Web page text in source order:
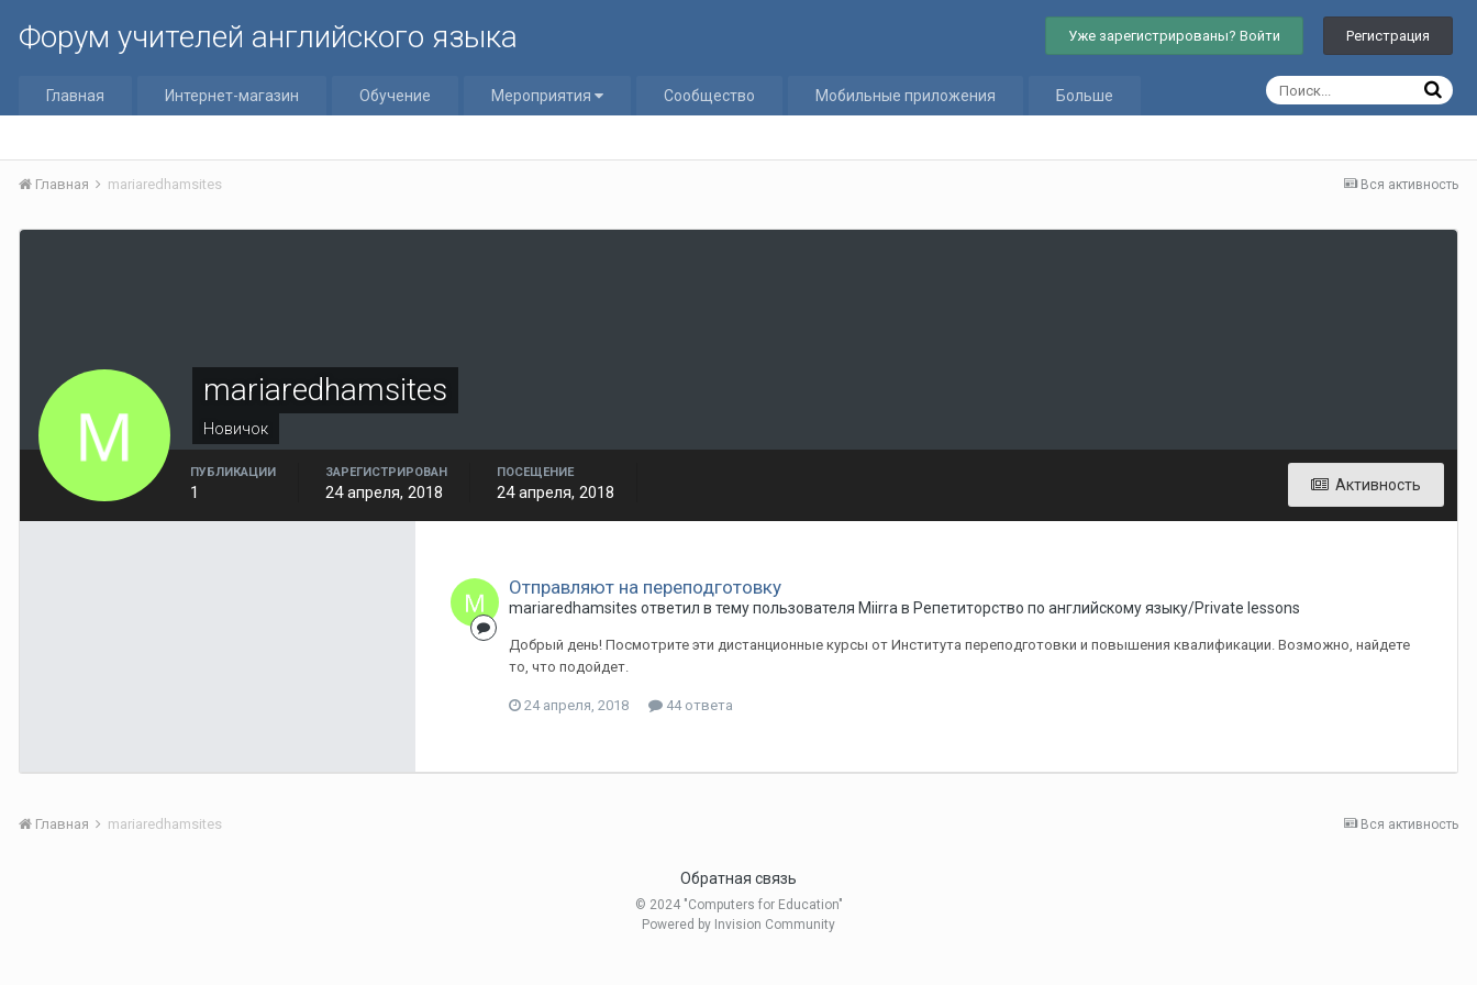
Форум учителей английского языка Уже зарегистрированы? Войти Регистрация
Главная Интернет-магазин Обучение Мероприятия Сообщество Мобильные приложения Больше
Вся активность
Главная mariaredhamsites
mariaredhamsites
Новичок
Активность
ПУБЛИКАЦИИ
1
ЗАРЕГИСТРИРОВАН
24 апреля, 2018
ПОСЕЩЕНИЕ
24 апреля, 2018
Отправляют на переподготовку
mariaredhamsites ответил в тему пользователя Miirra в Репетиторство по английскому языку/Private lessons
Добрый день! Посмотрите эти дистанционные курсы от Института переподготовки и повышения квалификации. Возможно, найдете
то, что подойдет.
24 апреля, 2018 44 ответа
Вся активность
Главная mariaredhamsites
Обратная связь
© 2024 "Computers for Education"
Powered by Invision Community